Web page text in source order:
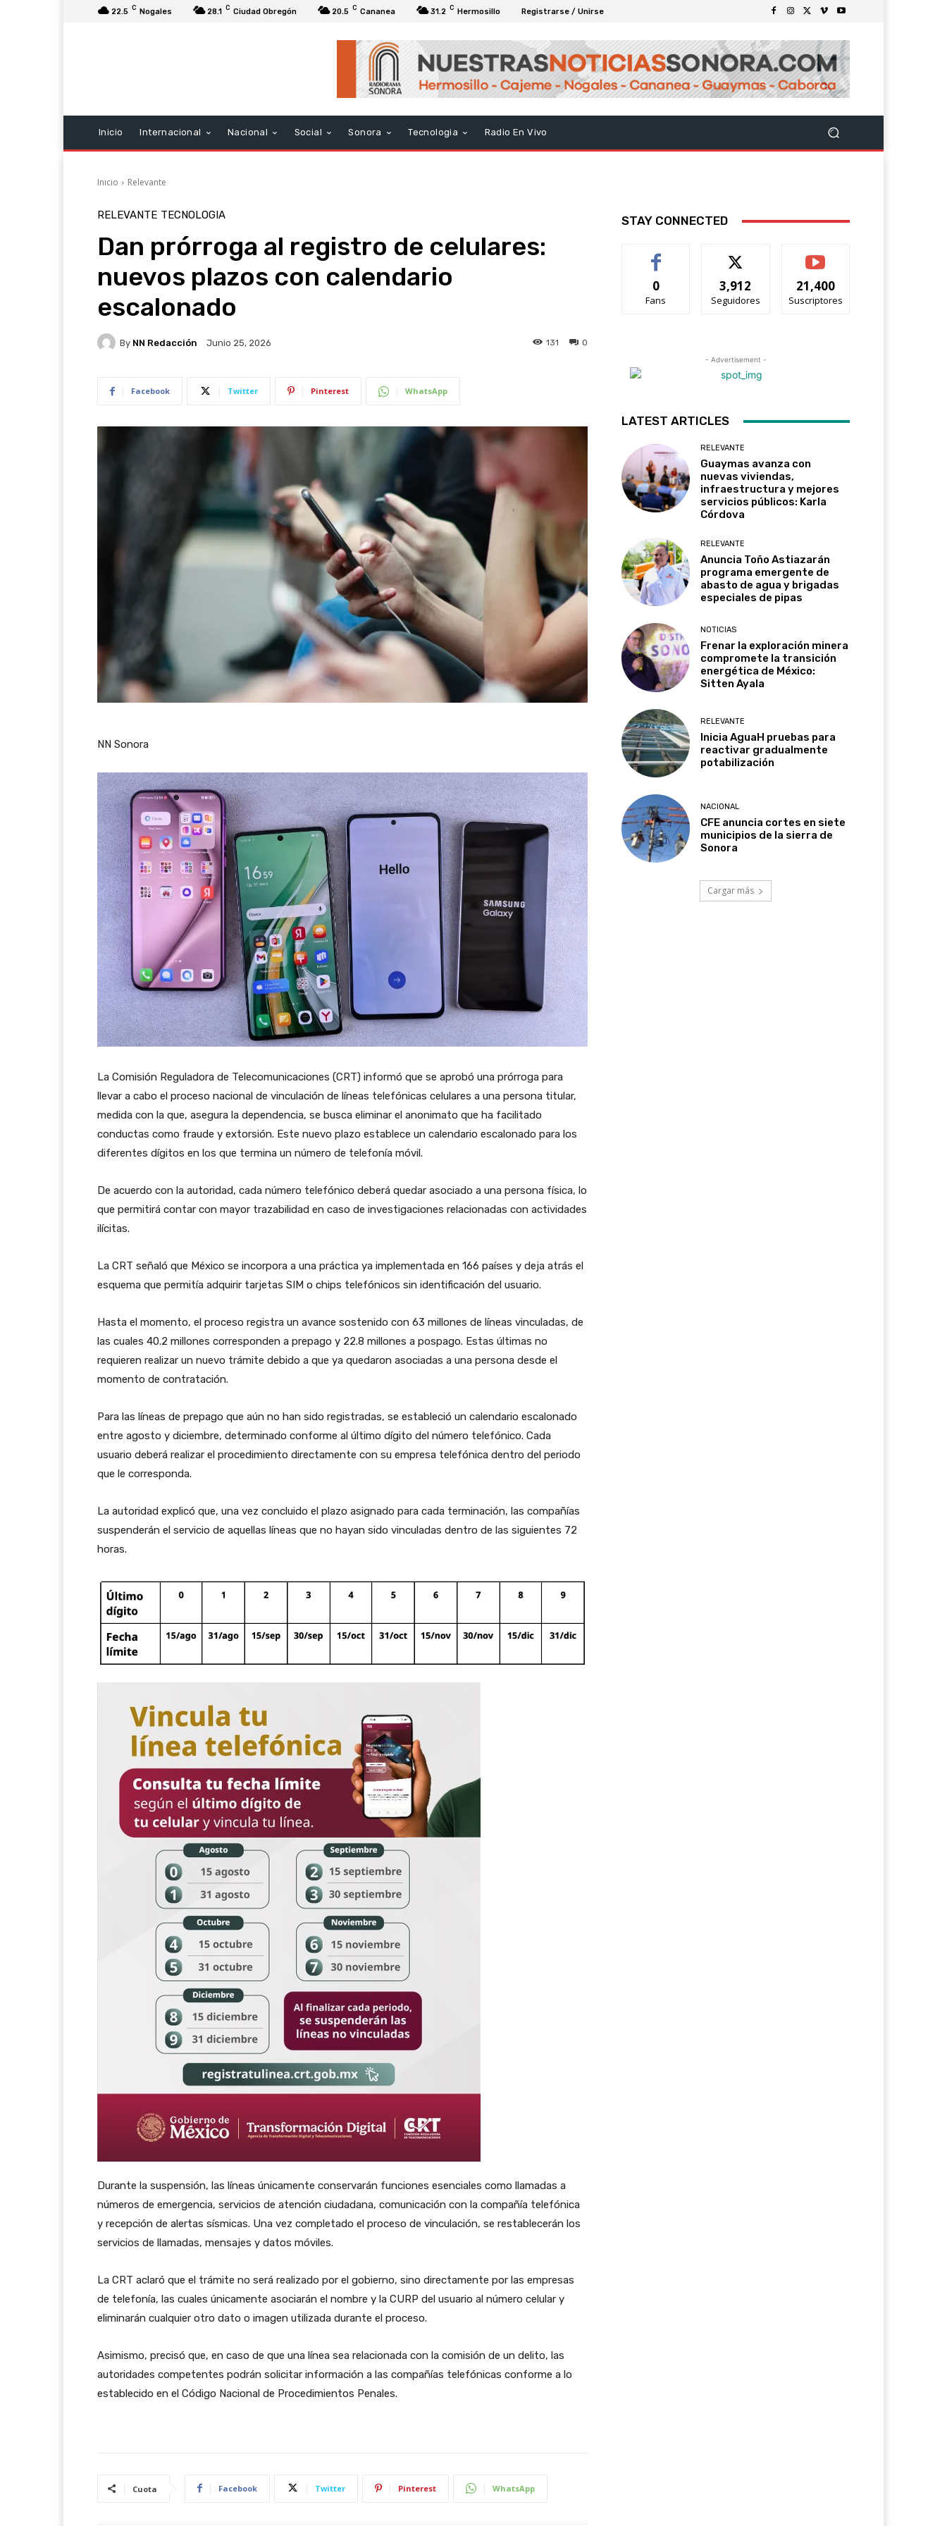
22.5 C Nogales 28.1 C Ciudad Obregón 20.5 C Cananea 31.2 C Hermosillo Registrarse / Unirse
Inicio Internacional Nacional Social Sonora Tecnologia Radio En Vivo
Inicio Relevante
RELEVANTE TECNOLOGIA
Dan prórroga al registro de celulares:
nuevos plazos con calendario
escalonado
By NN Redacción Junio 25, 2026 0
131
Facebook Twitter Pinterest WhatsApp
NN Sonora
La Comisión Reguladora de Telecomunicaciones (CRT) informó que se aprobó una prórroga para
llevar a cabo el proceso nacional de vinculación de líneas telefónicas celulares a una persona titular,
medida con la que, asegura la dependencia, se busca eliminar el anonimato que ha facilitado
conductas como fraude y extorsión. Este nuevo plazo establece un calendario escalonado para los
diferentes dígitos en los que termina un número de telefonía móvil.
De acuerdo con la autoridad, cada número telefónico deberá quedar asociado a una persona física, lo
que permitirá contar con mayor trazabilidad en caso de investigaciones relacionadas con actividades
ilícitas.
La CRT señaló que México se incorpora a una práctica ya implementada en 166 países y deja atrás el
esquema que permitía adquirir tarjetas SIM o chips telefónicos sin identificación del usuario.
Hasta el momento, el proceso registra un avance sostenido con 63 millones de líneas vinculadas, de
las cuales 40.2 millones corresponden a prepago y 22.8 millones a pospago. Estas últimas no
requieren realizar un nuevo trámite debido a que ya quedaron asociadas a una persona desde el
momento de contratación.
Para las líneas de prepago que aún no han sido registradas, se estableció un calendario escalonado
entre agosto y diciembre, determinado conforme al último dígito del número telefónico. Cada
usuario deberá realizar el procedimiento directamente con su empresa telefónica dentro del periodo
que le corresponda.
La autoridad explicó que, una vez concluido el plazo asignado para cada terminación, las compañías
suspenderán el servicio de aquellas líneas que no hayan sido vinculadas dentro de las siguientes 72
horas.
Durante la suspensión, las líneas únicamente conservarán funciones esenciales como llamadas a
números de emergencia, servicios de atención ciudadana, comunicación con la compañía telefónica
y recepción de alertas sísmicas. Una vez completado el proceso de vinculación, se restablecerán los
servicios de llamadas, mensajes y datos móviles.
La CRT aclaró que el trámite no será realizado por el gobierno, sino directamente por las empresas
de telefonía, las cuales únicamente asociarán el nombre y la CURP del usuario al número celular y
eliminarán cualquier otro dato o imagen utilizada durante el proceso.
Asimismo, precisó que, en caso de que una línea sea relacionada con la comisión de un delito, las
autoridades competentes podrán solicitar información a las compañías telefónicas conforme a lo
establecido en el Código Nacional de Procedimientos Penales.
Cuota Facebook Twitter Pinterest WhatsApp
STAY CONNECTED
0
Fans
3,912
Seguidores
21,400
Suscriptores
- Advertisement -
LATEST ARTICLES
RELEVANTE
Guaymas avanza con
nuevas viviendas,
infraestructura y mejores
servicios públicos: Karla
Córdova
RELEVANTE
Anuncia Toño Astiazarán
programa emergente de
abasto de agua y brigadas
especiales de pipas
NOTICIAS
Frenar la exploración minera
compromete la transición
energética de México:
Sitten Ayala
RELEVANTE
Inicia AguaH pruebas para
reactivar gradualmente
potabilización
NACIONAL
CFE anuncia cortes en siete
municipios de la sierra de
Sonora
Cargar más